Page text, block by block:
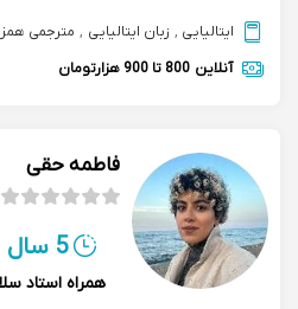
ایتالیایی , زبان ایتالیایی , مترجمی
آنلاین 800 تا 900 هزارتومان
فاطمه حقی
5 سال
همراه استاد